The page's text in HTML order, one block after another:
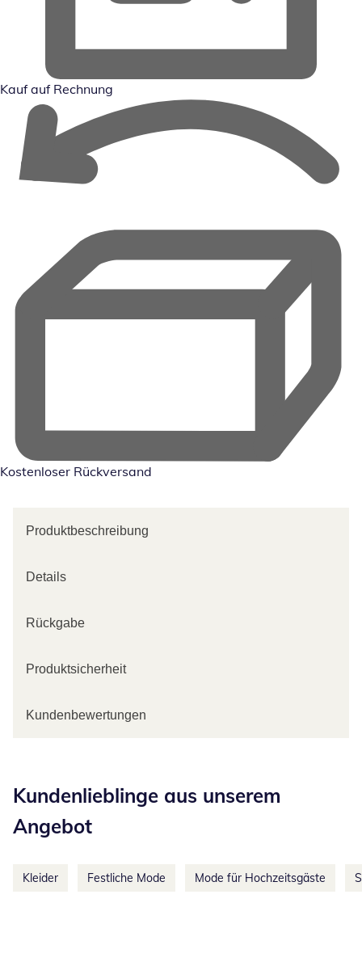
Kauf auf Rechnung
Kostenloser Rückversand
Produktbeschreibung
Details
Rückgabe
Produktsicherheit
Kundenbewertungen
Kundenlieblinge aus unserem
Angebot
Kleider Festliche Mode Mode für Hochzeitsgäste